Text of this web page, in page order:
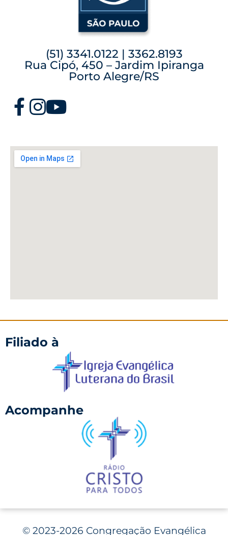
(51) 3341.0122 | 3362.8193
Rua Cipó, 450 – Jardim Ipiranga
Porto Alegre/RS
Filiado à
Acompanhe
©2023-2026 Congregação Evangélica